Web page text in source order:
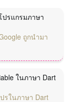
ปรแกรมภาษา
ถูกนำมา
ในภาษา Dart
รในภาษา Dart